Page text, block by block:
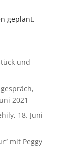
geplant.
und
2021
18. Juni
mit Peggy